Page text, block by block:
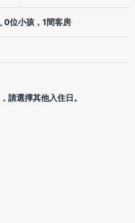
0位小孩，1間客房
請選擇其他入住日。